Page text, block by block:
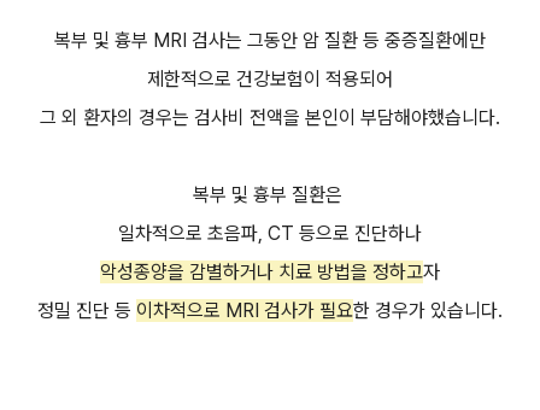
복부 및 흉부 MRI 검사는 그동안 암 질환 등 중증질환에만
제한적으로 건강보험이 적용되어
그 외 환자의 경우는 검사비 전액을 본인이 부담해야했습니다.
복부 및 흉부 질환은
일차적으로 초음파, CT 등으로 진단하나
악성종양을 감별하거나 치료 방법을 정하고자
정밀 진단 등 이차적으로 MRI 검사가 필요한 경우가 있습니다.